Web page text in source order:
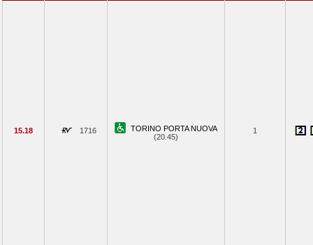
15.18 1716
TORINO PORTA NUOVA
(20.45)
1